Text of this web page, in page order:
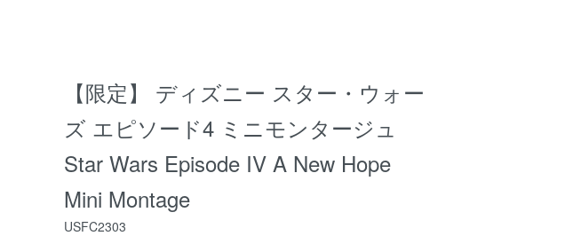
【限定】 ディズニー スター・ウォー
ズ エピソード4 ミニモンタージュ
Star Wars Episode IV A New Hope
Mini Montage
USFC2303